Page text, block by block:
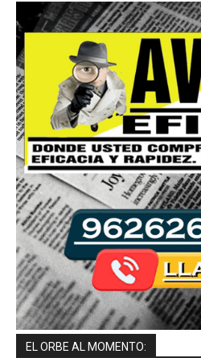
EL ORBE AL MOMENTO: